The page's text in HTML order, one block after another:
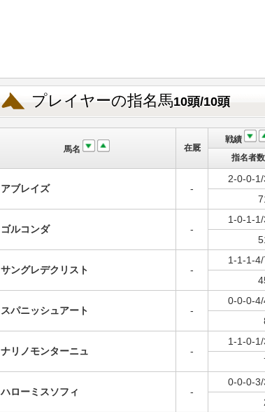
プレイヤーの指名馬10頭/10頭
馬名 在厩
戦績
指名者数
アブレイズ -
2-0-0-1/
ゴルコンダ -
1-0-1-1/
サングレデクリスト -
1-1-1-4/
スパニッシュアート -
0-0-0-4/
ナリノモンターニュ -
1-1-0-1/
ハローミスソフィ -
0-0-0-3/